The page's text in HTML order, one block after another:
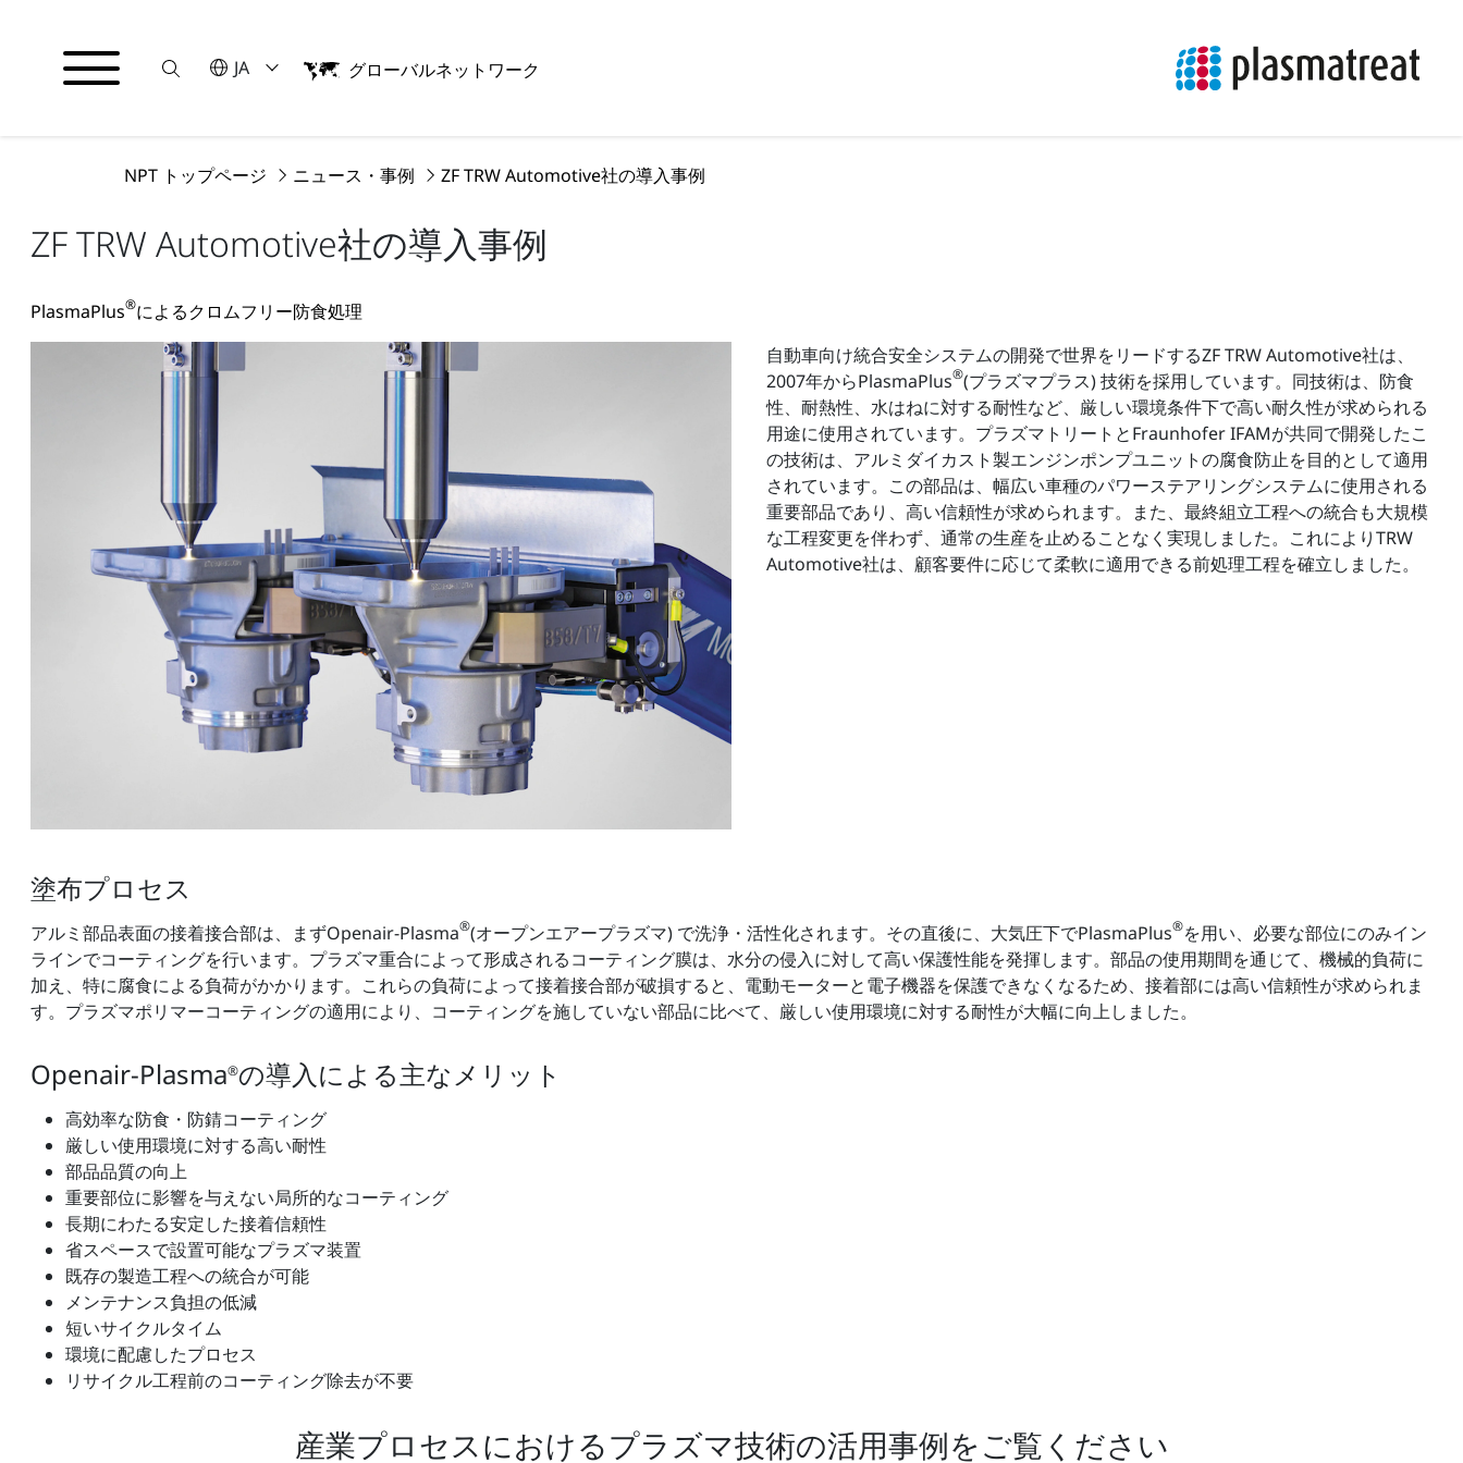
Suche言語を選択してください
JA
English
グローバルネットワーク
NPT トップページ ニュース・事例 ZF TRW Automotive社の導入事例
ZF TRW Automotive社の導入事例
PlasmaPlus®によるクロムフリー防食処理
自動車向け統合安全システムの開発で世界をリードするZF TRW Automotive社は、
2007年からPlasmaPlus®(プラズマプラス) 技術を採用しています。同技術は、防食
性、耐熱性、水はねに対する耐性など、厳しい環境条件下で高い耐久性が求められる
用途に使用されています。プラズマトリートとFraunhofer IFAMが共同で開発したこ
の技術は、アルミダイカスト製エンジンポンプユニットの腐食防止を目的として適用
されています。この部品は、幅広い車種のパワーステアリングシステムに使用される
重要部品であり、高い信頼性が求められます。また、最終組立工程への統合も大規模
な工程変更を伴わず、通常の生産を止めることなく実現しました。これによりTRW
Automotive社は、顧客要件に応じて柔軟に適用できる前処理工程を確立しました。
塗布プロセス
アルミ部品表面の接着接合部は、まずOpenair-Plasma®(オープンエアープラズマ) で洗浄・活性化されます。その直後に、大気圧下でPlasmaPlus®を用い、必要な部位にのみイン
ラインでコーティングを行います。プラズマ重合によって形成されるコーティング膜は、水分の侵入に対して高い保護性能を発揮します。部品の使用期間を通じて、機械的負荷に
加え、特に腐食による負荷がかかります。これらの負荷によって接着接合部が破損すると、電動モーターと電子機器を保護できなくなるため、接着部には高い信頼性が求められま
す。プラズマポリマーコーティングの適用により、コーティングを施していない部品に比べて、厳しい使用環境に対する耐性が大幅に向上しました。
Openair-Plasma®の導入による主なメリット
高効率な防食・防錆コーティング
厳しい使用環境に対する高い耐性
部品品質の向上
重要部位に影響を与えない局所的なコーティング
長期にわたる安定した接着信頼性
省スペースで設置可能なプラズマ装置
既存の製造工程への統合が可能
メンテナンス負担の低減
短いサイクルタイム
環境に配慮したプロセス
リサイクル工程前のコーティング除去が不要
産業プロセスにおけるプラズマ技術の活用事例をご覧ください